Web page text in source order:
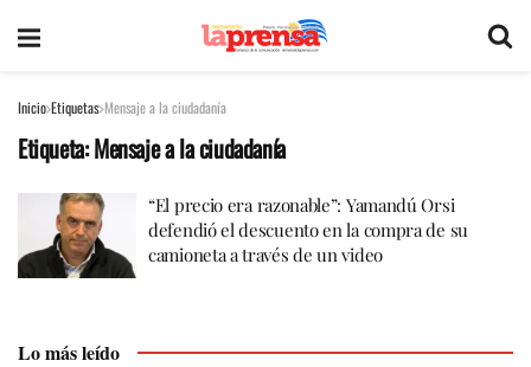
Inicio Etiquetas Mensaje a la ciudadanía
Etiqueta:Mensaje a la ciudadanía
“El precio era razonable”: Yamandú Orsi
defendió el descuento en la compra de su
camioneta a través de un video
Lo más leído